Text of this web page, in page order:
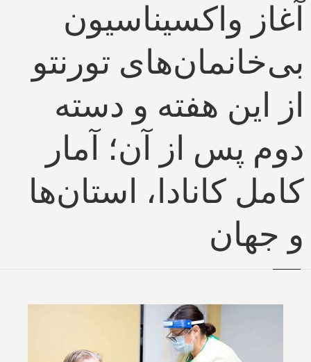
آغاز واکسیناسیون
بی‌خانمان‌های تورنتو
از این هفته و دسته
دوم پس از آن؛ آمار
کامل کانادا، استان‌ها
و جهان